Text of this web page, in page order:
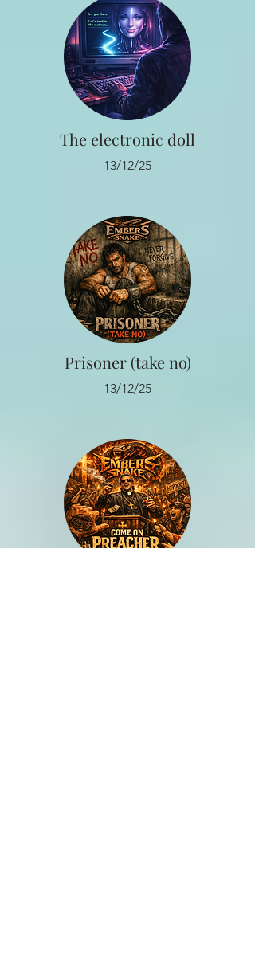
The electronic doll
13/12/25
Prisoner (take no)
13/12/25